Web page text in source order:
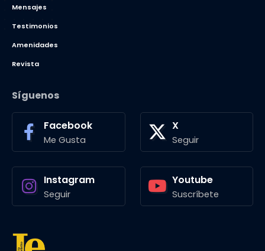
Mensajes
Testimonios
Amenidades
Revista
Síguenos
Facebook
Me Gusta
X
Seguir
Instagram
Seguir
Youtube
Suscríbete